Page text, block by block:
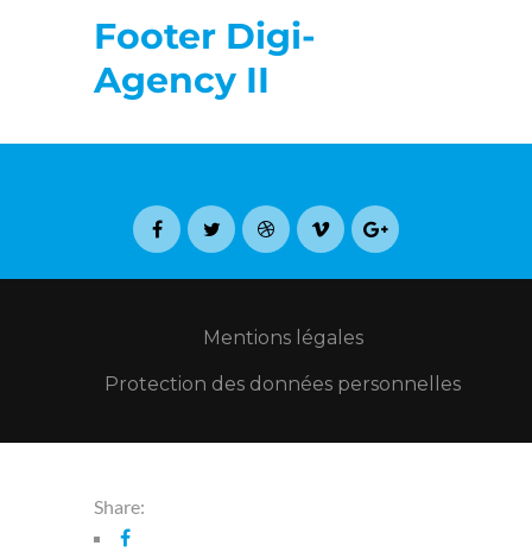
Footer Digi-
Agency II
Mentions légales
Protection des données personnelles
Share: